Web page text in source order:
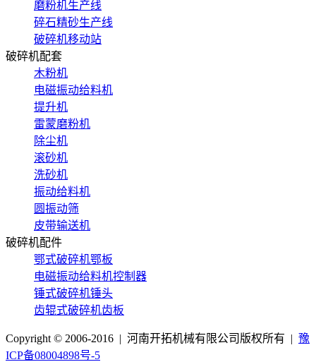
磨粉机生产线
碎石精砂生产线
破碎机移动站
破碎机配套
木粉机
电磁振动给料机
提升机
雷蒙磨粉机
除尘机
滚砂机
洗砂机
振动给料机
圆振动筛
皮带输送机
破碎机配件
鄂式破碎机鄂板
电磁振动给料机控制器
锤式破碎机锤头
齿辊式破碎机齿板
Copyright © 2006-2016 | 河南开拓机械有限公司版权所有 | 豫
ICP备08004898号-5